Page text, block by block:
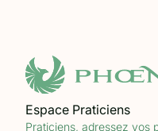
Espace Praticiens
Praticiens, adressez vos